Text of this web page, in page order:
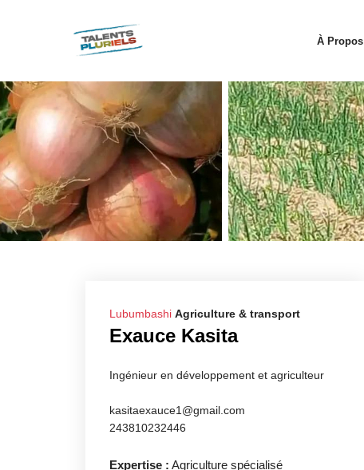
À Propos
Lubumbashi Agriculture & transport
Exauce Kasita
Ingénieur en développement et agriculteur
kasitaexauce1@gmail.com
243810232446
Expertise : Agriculture spécialisé